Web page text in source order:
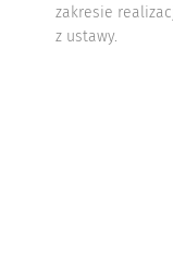
zakresie
z ustawy.